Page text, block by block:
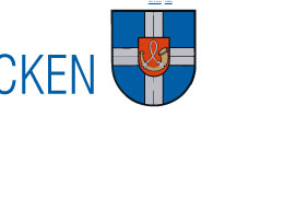
Seite drucken Schließen